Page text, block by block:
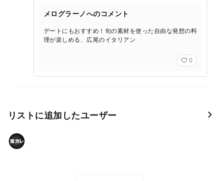
メログラーノへのコメント
デートにもおすすめ！旬の素材を使った自由な発想の料
理が楽しめる、広尾のイタリアン
0
リストに追加したユーザー